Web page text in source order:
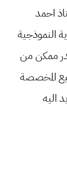
احمد
النموذجية
قدر ممكن من
المخصصة
اليه